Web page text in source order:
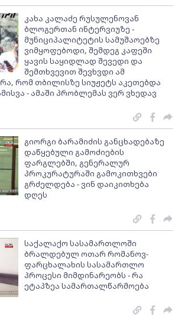
კახა კალაძე რუსულენოვან
ბლოგერთან ინტერვიუზე -
მუნიციპალიტეტის სამუშაოებზე
ვიმყოფებოდი, შემდეგ კაფეში
ყავის საყიდლად შევედი და
შემთხვევით შევხვდი ამ
რომ თბილისზე სიუჟეტს აკეთებდა
- ამაში პრობლემას ვერ ვხედავ
გიორგი ბარამიძის განცხადებაზე
დაწყებული გამოძიების
ფარგლებში, გენერალურ
პროკურატურაში გამოკითხვები
გრძელდება - ვინ დაიკითხება
დღეს
საქალაქო სასამართლოში
ბრალდებულ ოთარ რომანოვ-
ფარცხალახის სასამართლო
პროცესი მიმდინარეობს - რა
ეტაპზეა სამართალწარმოება